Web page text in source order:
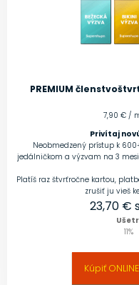
PREMIUM členstvo
7,90 € /
Privítaj
Neobmedzený prístup k
jedálničkom a výzvam na 3
Platíš raz štvrťročne kartou,
zrušiť ju vieš
23,70 €
11%
Kúpiť